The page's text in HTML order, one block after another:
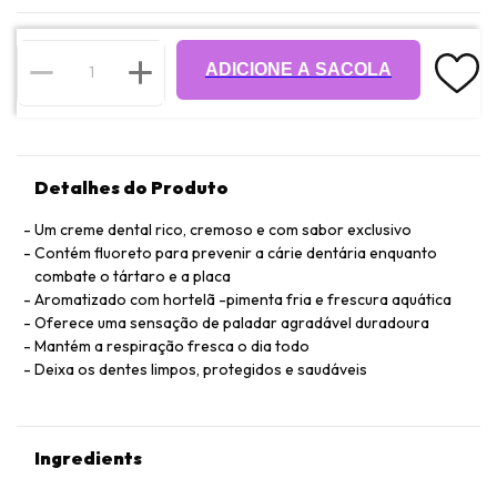
ADICIONE A SACOLA
Detalhes do Produto
Um creme dental rico, cremoso e com sabor exclusivo
Contém fluoreto para prevenir a cárie dentária enquanto
combate o tártaro e a placa
Aromatizado com hortelã -pimenta fria e frescura aquática
Oferece uma sensação de paladar agradável duradoura
Mantém a respiração fresca o dia todo
Deixa os dentes limpos, protegidos e saudáveis
Ingredients